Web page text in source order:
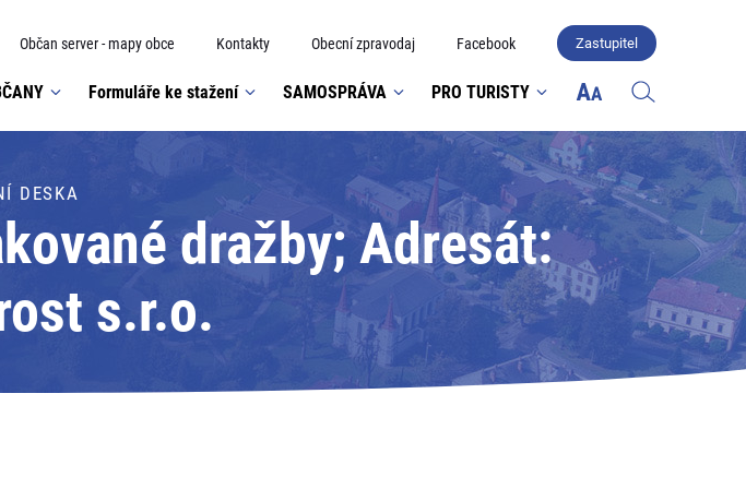
Občan server - mapy obce Kontakty Obecní zpravodaj Facebook Zastupitel
Formuláře ke stažení SAMOSPRÁVA PRO TURISTY
DESKA
dražby; Adresát:
s.r.o.